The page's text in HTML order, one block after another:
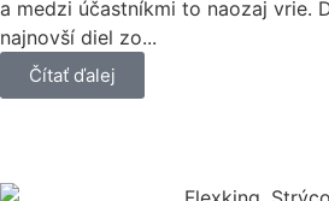
a medzi účastníkmi to naozaj vrie.
najnovší diel zo...
Čítať ďalej